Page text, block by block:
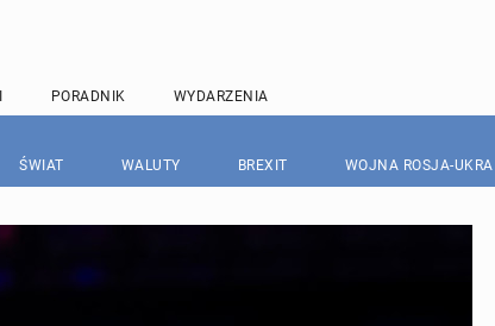
PORADNIK WYDARZENIA
ŚWIAT WALUTY BREXIT WOJNA ROSJA-